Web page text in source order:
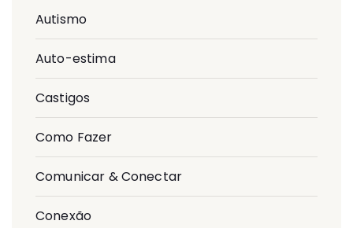
Autismo
Auto-estima
Castigos
Como Fazer
Comunicar & Conectar
Conexão